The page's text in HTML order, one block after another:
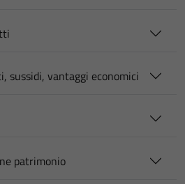
sussidi, vantaggi economici
patrimonio